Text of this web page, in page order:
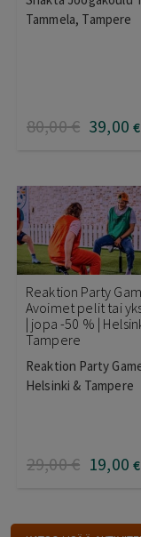
Tammela, Tampere
80,00€ 39,00 €
Reaktion Party
Avoimet pelit tai
| jopa -50 % |
Tampere
Reaktion Party
Helsinki & Tampere
29,00€ 19,00 €